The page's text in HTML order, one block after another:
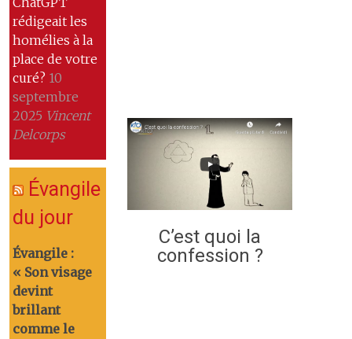
rédigeait les
homélies à la
place de votre
curé? 10
septembre
2025 Vincent
Delcorps
Évangile
du jour
Évangile :
« Son visage
devint
brillant
comme le
C’est quoi la
confession ?